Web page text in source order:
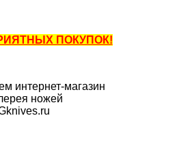
ПОКУПОК!
интернет-магазин
ножей